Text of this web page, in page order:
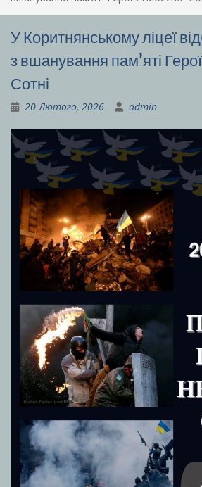
У Коритнянському ліцеї
з вшанування пам’яті
Сотні
20 Лютого, 2026 admin